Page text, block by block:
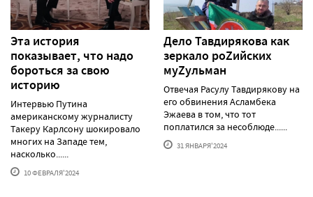
Эта история
показывает, что надо
бороться за свою
историю
Интервью Путина
американскому журналисту
Такеру Карлсону шокировало
многих на Западе тем,
насколько......
10 ФЕВРАЛЯ'2024
Дело Тавдирякова как
зеркало роZийских
муZульман
Отвечая Расулу Тавдирякову на
его обвинения Асламбека
Эжаева в том, что тот
поплатился за несоблюде......
31 ЯНВАРЯ'2024